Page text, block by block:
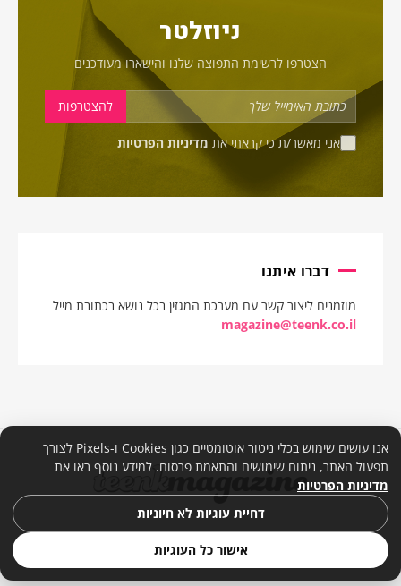
ניוזלטר
הצטרפו לרשימת התפוצה שלנו והישארו מעודכנים
אני מאשר/ת כי קראתי את מדיניות הפרטיות
דברו איתנו
מוזמנים ליצור קשר עם מערכת המגזין בכל נושא בכתובת מייל
magazine@teenk.co.il
מדיניות פרטיות
אנו עושים שימוש בכלי ניטור אוטומטיים כגון Cookies ו-Pixels לצורך
תפעול האתר, ניתוח שימושים והתאמת פרסום. למידע נוסף ראו את
מדיניות הפרטיות
דחיית עוגיות לא חיוניות
אישור כל העוגיות